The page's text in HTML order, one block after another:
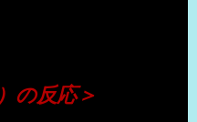
の反応＞